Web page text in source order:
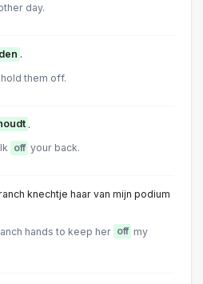
day.
.
them off.
.
off your back.
knechtje haar van mijn podium
hands to keep her off my